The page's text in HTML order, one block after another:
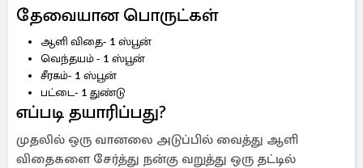
தேவையான பொருட்கள்
ஆளி விதை- 1 ஸ்பூன்
வெந்தயம் - 1 ஸ்பூன்
சீரகம்- 1 ஸ்பூன்
பட்டை- 1 துண்டு
எப்படி தயாரிப்பது?
முதலில் ஒரு வானலை அடுப்பில் வைத்து ஆளி
விதைகளை சேர்த்து நன்கு வறுத்து ஒரு தட்டில்